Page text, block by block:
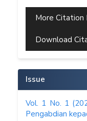
More Citation
Download
Issue
Vol. 1 No. 1
Pengabdian